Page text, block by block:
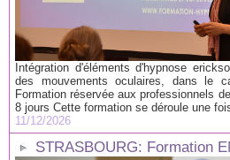
Intégration d'éléments d'hypnose
des mouvements oculaires, dans le
Formation réservée aux professionnels
8 jours Cette formation se déroule une
11/12/2026
STRASBOURG: Formation